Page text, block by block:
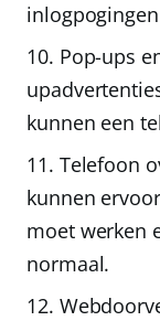
Pop-ups
kunnen een
Telefoon
kunnen
moet werken
normaal.